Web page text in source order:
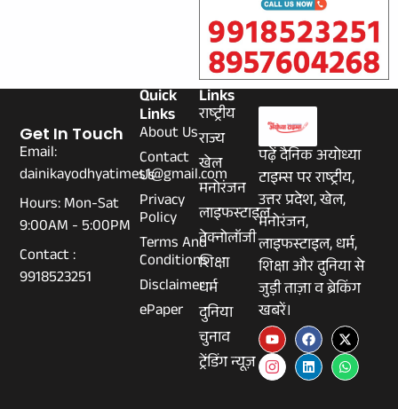
पढ़ें दैनिक अयोध्या
टाइम्स पर राष्ट्रीय,
उत्तर प्रदेश, खेल,
मनोरंजन,
लाइफस्टाइल, धर्म,
शिक्षा और दुनिया से
जुड़ी ताज़ा व ब्रेकिंग
खबरें।
Links
राष्ट्रीय
राज्य
खेल
मनोरंजन
लाइफस्टाइल
टेक्नोलॉजी
शिक्षा
धर्म
दुनिया
चुनाव
ट्रेंडिंग न्यूज़
Quick
Links
About Us
Contact
Us
Privacy
Policy
Terms And
Conditions
Disclaimer
ePaper
Get In Touch
Email:
dainikayodhyatimes1@gmail.com
Hours: Mon-Sat
9:00AM - 5:00PM
Contact :
9918523251